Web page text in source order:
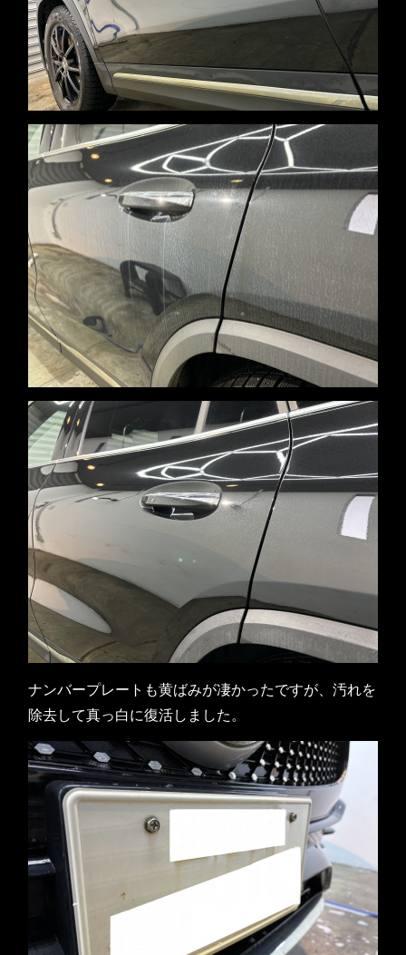
ナンバープレートも黄ばみが凄かったですが、汚れを
除去して真っ白に復活しました。